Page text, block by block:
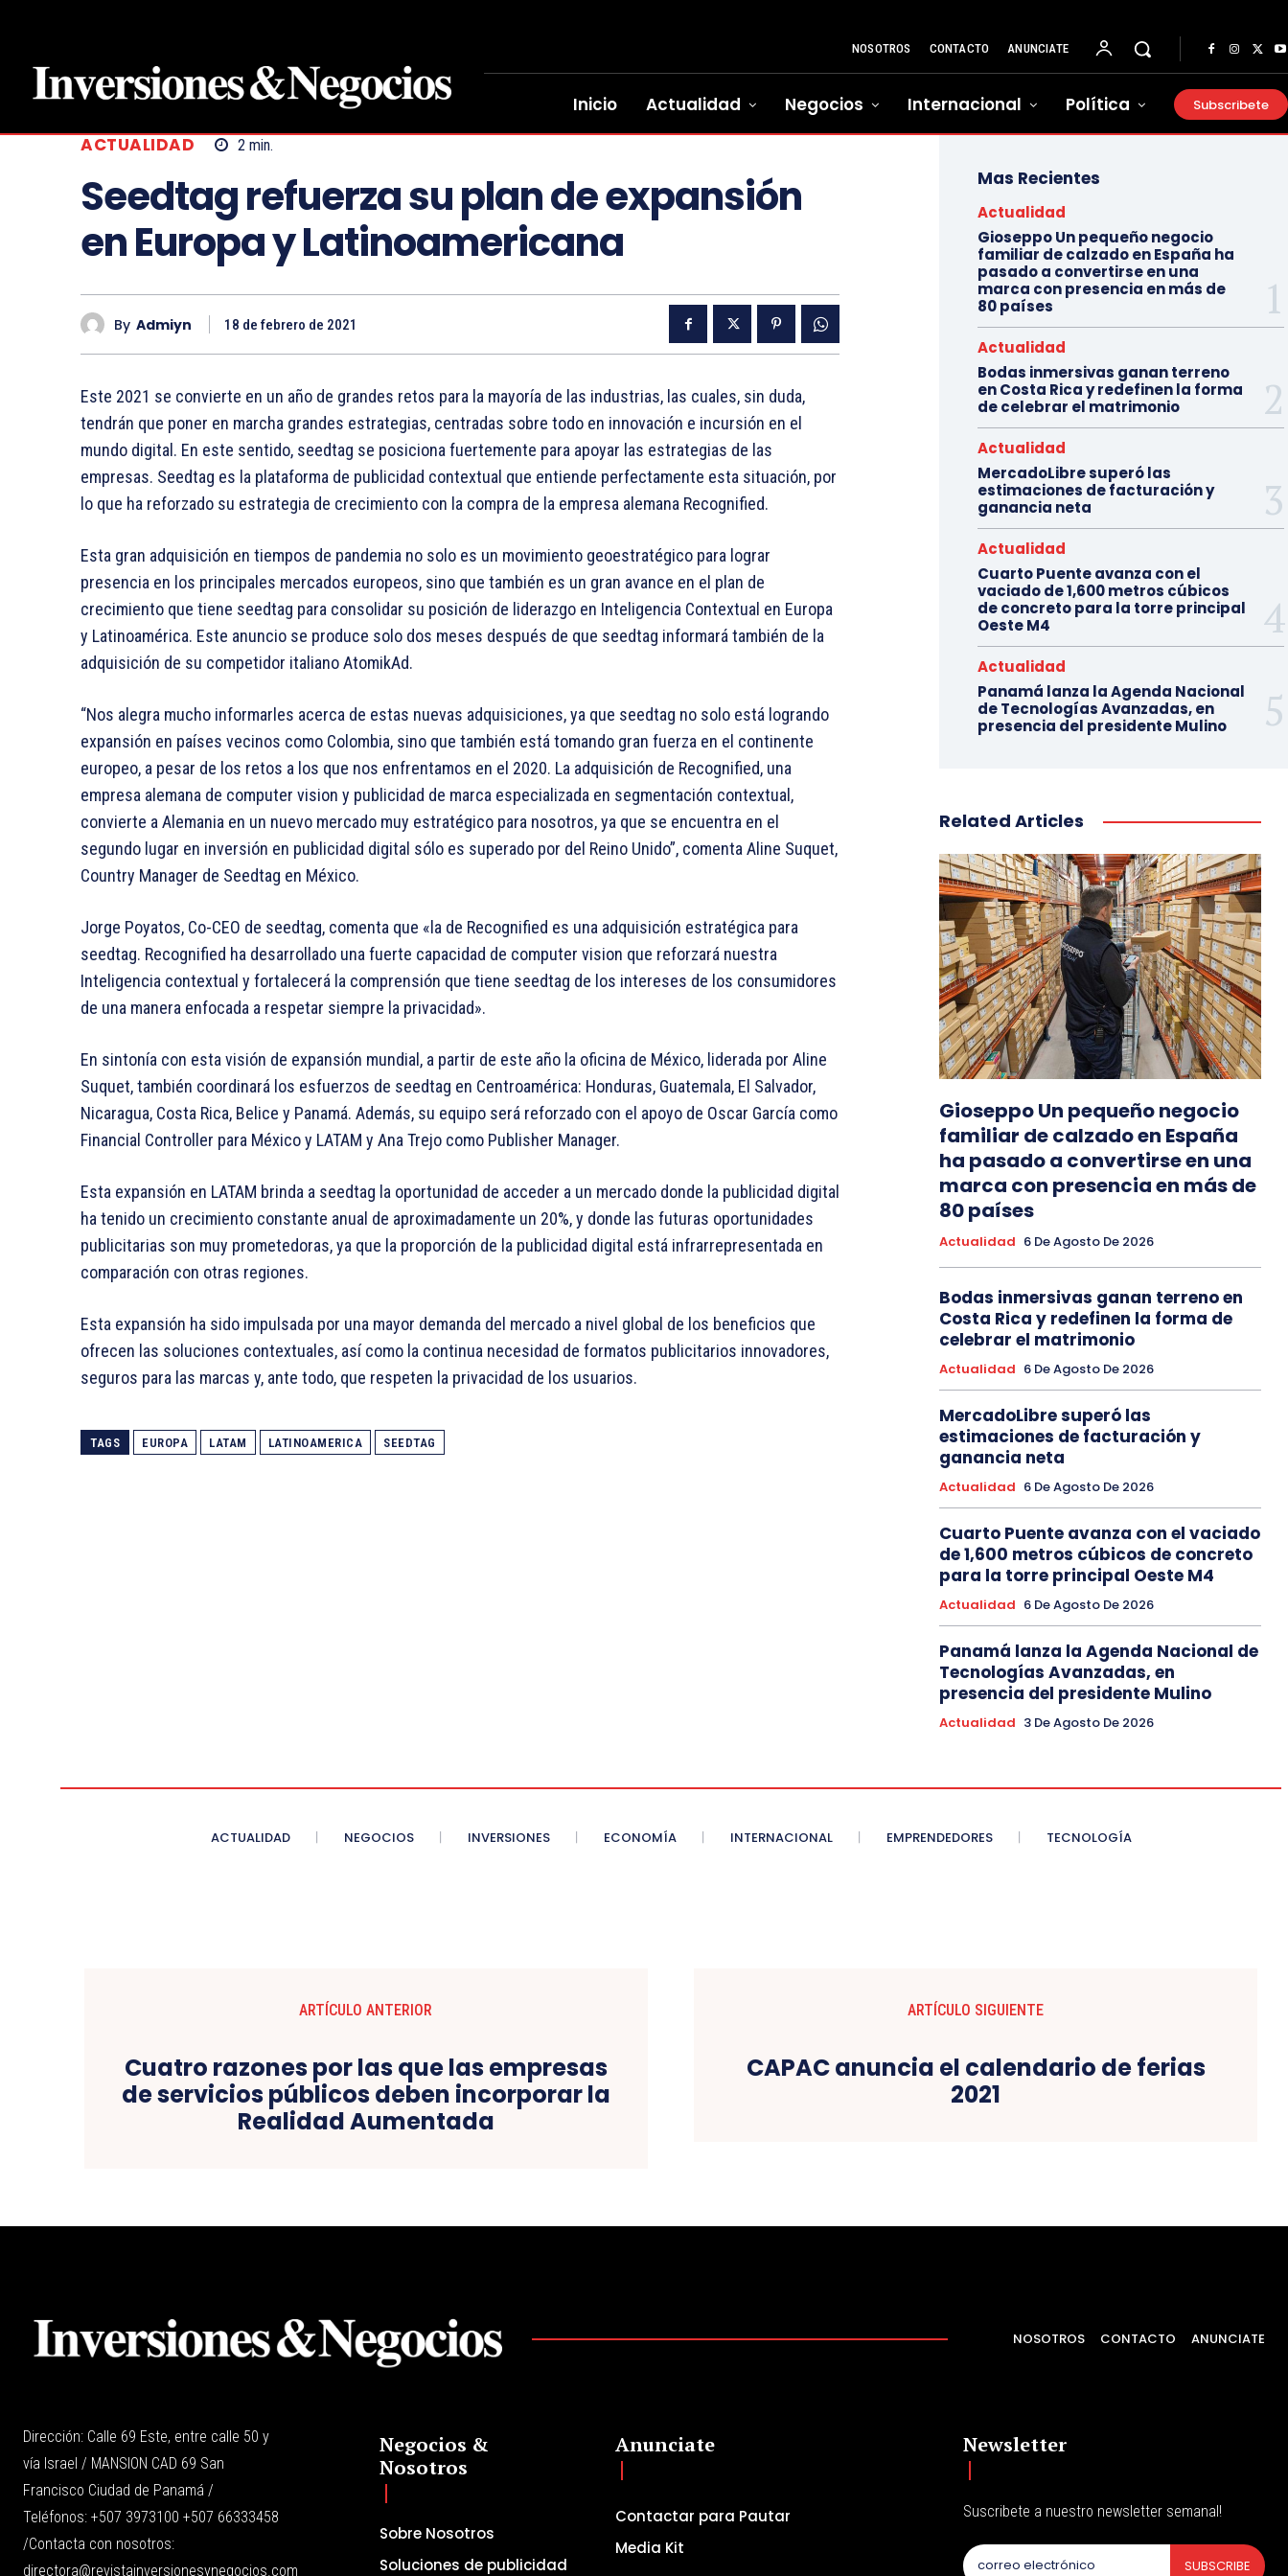
NOSOTROS CONTACTO ANUNCIATE
Inicio Actualidad Negocios Internacional Política Subscribete
ACTUALIDAD 2 min.
Seedtag refuerza su plan de expansión
en Europa y Latinoamericana
By Admiyn 18 de febrero de 2021
Este 2021 se convierte en un año de grandes retos para la mayoría de las industrias, las cuales, sin duda,
tendrán que poner en marcha grandes estrategias, centradas sobre todo en innovación e incursión en el
mundo digital. En este sentido, seedtag se posiciona fuertemente para apoyar las estrategias de las
empresas. Seedtag es la plataforma de publicidad contextual que entiende perfectamente esta situación, por
lo que ha reforzado su estrategia de crecimiento con la compra de la empresa alemana Recognified.
Esta gran adquisición en tiempos de pandemia no solo es un movimiento geoestratégico para lograr
presencia en los principales mercados europeos, sino que también es un gran avance en el plan de
crecimiento que tiene seedtag para consolidar su posición de liderazgo en Inteligencia Contextual en Europa
y Latinoamérica. Este anuncio se produce solo dos meses después de que seedtag informará también de la
adquisición de su competidor italiano AtomikAd.
“Nos alegra mucho informarles acerca de estas nuevas adquisiciones, ya que seedtag no solo está logrando
expansión en países vecinos como Colombia, sino que también está tomando gran fuerza en el continente
europeo, a pesar de los retos a los que nos enfrentamos en el 2020. La adquisición de Recognified, una
empresa alemana de computer vision y publicidad de marca especializada en segmentación contextual,
convierte a Alemania en un nuevo mercado muy estratégico para nosotros, ya que se encuentra en el
segundo lugar en inversión en publicidad digital sólo es superado por del Reino Unido”, comenta Aline Suquet,
Country Manager de Seedtag en México.
Jorge Poyatos, Co-CEO de seedtag, comenta que «la de Recognified es una adquisición estratégica para
seedtag. Recognified ha desarrollado una fuerte capacidad de computer vision que reforzará nuestra
Inteligencia contextual y fortalecerá la comprensión que tiene seedtag de los intereses de los consumidores
de una manera enfocada a respetar siempre la privacidad».
En sintonía con esta visión de expansión mundial, a partir de este año la oficina de México, liderada por Aline
Suquet, también coordinará los esfuerzos de seedtag en Centroamérica: Honduras, Guatemala, El Salvador,
Nicaragua, Costa Rica, Belice y Panamá. Además, su equipo será reforzado con el apoyo de Oscar García como
Financial Controller para México y LATAM y Ana Trejo como Publisher Manager.
Esta expansión en LATAM brinda a seedtag la oportunidad de acceder a un mercado donde la publicidad digital
ha tenido un crecimiento constante anual de aproximadamente un 20%, y donde las futuras oportunidades
publicitarias son muy prometedoras, ya que la proporción de la publicidad digital está infrarrepresentada en
comparación con otras regiones.
Esta expansión ha sido impulsada por una mayor demanda del mercado a nivel global de los beneficios que
ofrecen las soluciones contextuales, así como la continua necesidad de formatos publicitarios innovadores,
seguros para las marcas y, ante todo, que respeten la privacidad de los usuarios.
TAGS EUROPA LATAM LATINOAMERICA SEEDTAG
Mas Recientes
Actualidad
Gioseppo Un pequeño negocio
familiar de calzado en España ha
pasado a convertirse en una
marca con presencia en más de
80 países
Actualidad
Bodas inmersivas ganan terreno
en Costa Rica y redefinen la forma
de celebrar el matrimonio
Actualidad
MercadoLibre superó las
estimaciones de facturación y
ganancia neta
Actualidad
Cuarto Puente avanza con el
vaciado de 1,600 metros cúbicos
de concreto para la torre principal
Oeste M4
Actualidad
Panamá lanza la Agenda Nacional
de Tecnologías Avanzadas, en
presencia del presidente Mulino
Related Articles
Gioseppo Un pequeño negocio
familiar de calzado en España
ha pasado a convertirse en una
marca con presencia en más de
80 países
Actualidad 6 De Agosto De 2026
Bodas inmersivas ganan terreno en
Costa Rica y redefinen la forma de
celebrar el matrimonio
Actualidad 6 De Agosto De 2026
MercadoLibre superó las
estimaciones de facturación y
ganancia neta
Actualidad 6 De Agosto De 2026
Cuarto Puente avanza con el vaciado
de 1,600 metros cúbicos de concreto
para la torre principal Oeste M4
Actualidad 6 De Agosto De 2026
Panamá lanza la Agenda Nacional de
Tecnologías Avanzadas, en
presencia del presidente Mulino
Actualidad 3 De Agosto De 2026
ACTUALIDAD NEGOCIOS INVERSIONES ECONOMÍA INTERNACIONAL EMPRENDEDORES TECNOLOGÍA
ARTÍCULO ANTERIOR
Cuatro razones por las que las empresas
de servicios públicos deben incorporar la
Realidad Aumentada
ARTÍCULO SIGUIENTE
CAPAC anuncia el calendario de ferias
2021
NOSOTROS CONTACTO ANUNCIATE
Dirección: Calle 69 Este, entre calle 50 y
vía Israel / MANSION CAD 69 San
Francisco Ciudad de Panamá /
Teléfonos: +507 3973100 +507 66333458
/Contacta con nosotros:
directora@revistainversionesynegocios.com
Negocios &
Nosotros
Sobre Nosotros
Soluciones de publicidad
Anunciate
Contactar para Pautar
Media Kit
Newsletter
Suscribete a nuestro newsletter semanal!
SUBSCRIBE